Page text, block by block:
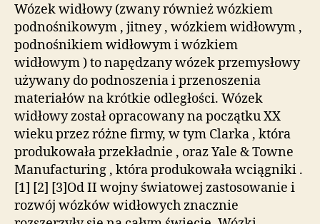
Wózek widłowy (zwany również wózkiem
podnośnikowym , jitney , wózkiem widłowym ,
podnośnikiem widłowym i wózkiem
widłowym ) to napędzany wózek przemysłowy
używany do podnoszenia i przenoszenia
materiałów na krótkie odległości. Wózek
widłowy został opracowany na początku XX
wieku przez różne firmy, w tym Clarka , która
produkowała przekładnie , oraz Yale & Towne
Manufacturing , która produkowała wciągniki .
[1] [2] [3]Od II wojny światowej zastosowanie i
rozwój wózków widłowych znacznie